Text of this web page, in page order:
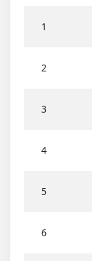
1
2
3
4
5
6